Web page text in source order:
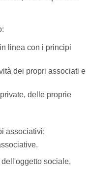
linea con i principi
dei propri associati e
delle proprie
associativi;
sociale,